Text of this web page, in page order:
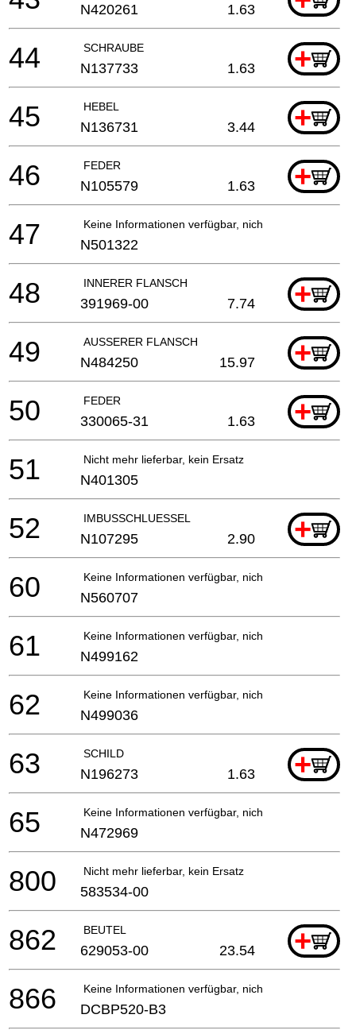
N420261 1.63
SCHRAUBE +
44 N137733 1.63
HEBEL +
45 N136731 3.44
FEDER +
46 N105579 1.63
Keine Informationen verfügbar, nicht bestellbar
47 N501322
INNERER FLANSCH +
48 391969-00 7.74
AUSSERER FLANSCH +
49 N484250 15.97
FEDER +
50 330065-31 1.63
Nicht mehr lieferbar, kein Ersatz
51 N401305
IMBUSSCHLUESSEL +
52 N107295 2.90
Keine Informationen verfügbar, nicht bestellbar
60 N560707
Keine Informationen verfügbar, nicht bestellbar
61 N499162
Keine Informationen verfügbar, nicht bestellbar
62 N499036
SCHILD +
63 N196273 1.63
Keine Informationen verfügbar, nicht bestellbar
65 N472969
Nicht mehr lieferbar, kein Ersatz
800 583534-00
BEUTEL +
862 629053-00 23.54
Keine Informationen verfügbar, nicht bestellbar
866 DCBP520-B3